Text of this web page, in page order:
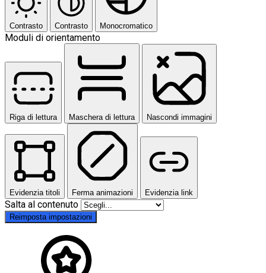
Contrasto Contrasto Monocromatico
Moduli di orientamento
Riga di lettura Maschera di lettura Nascondi immagini
Evidenzia titoli Ferma animazioni Evidenzia link
Salta al contenuto
Reimposta impostazioni